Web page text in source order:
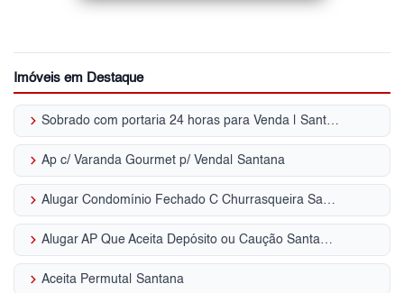
Imóveis em Destaque
keyboard_arrow_right Sobrado com portaria 24 horas para Venda | Santana
keyboard_arrow_right Ap c/ Varanda Gourmet p/ Venda| Santana
keyboard_arrow_right Alugar Condomínio Fechado C Churrasqueira Santana - SP
keyboard_arrow_right Alugar AP Que Aceita Depósito ou Caução Santana - SP
keyboard_arrow_right Aceita Permuta| Santana